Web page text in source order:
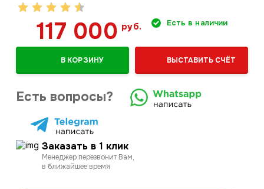
117 000руб. Есть в наличии
В КОРЗИНУ ВЫСТАВИТЬ СЧЁТ
Есть вопросы?
Заказать в 1 клик
Менеджер перезвонит Вам,
в ближайшее время